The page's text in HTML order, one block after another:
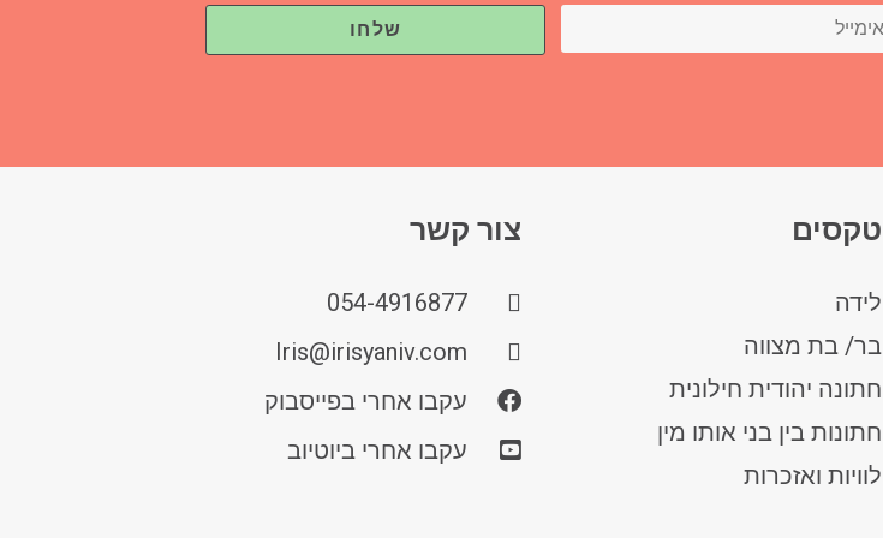
טקסים
לידה
בר/ בת מצווה
חתונה יהודית חילונית
חתונות בין בני אותו מין
לוויות ואזכרות
צור קשר
054-4916877
Iris@irisyaniv.com
עקבו אחרי בפייסבוק
עקבו אחרי ביוטיוב